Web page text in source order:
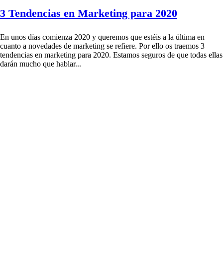
3 Tendencias en Marketing para 2020
En unos días comienza 2020 y queremos que estéis a la última en
cuanto a novedades de marketing se refiere. Por ello os traemos 3
tendencias en marketing para 2020. Estamos seguros de que todas ellas
darán mucho que hablar...